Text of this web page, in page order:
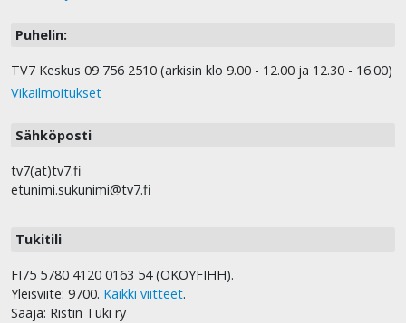
Puhelin:
TV7 Keskus 09 756 2510 (arkisin klo 9.00 - 12.00 ja 12.30 - 16.00)
Vikailmoitukset
Sähköposti
tv7(at)tv7.fi
etunimi.sukunimi@tv7.fi
Tukitili
FI75 5780 4120 0163 54 (OKOYFIHH).
Yleisviite: 9700. Kaikki viitteet.
Saaja: Ristin Tuki ry